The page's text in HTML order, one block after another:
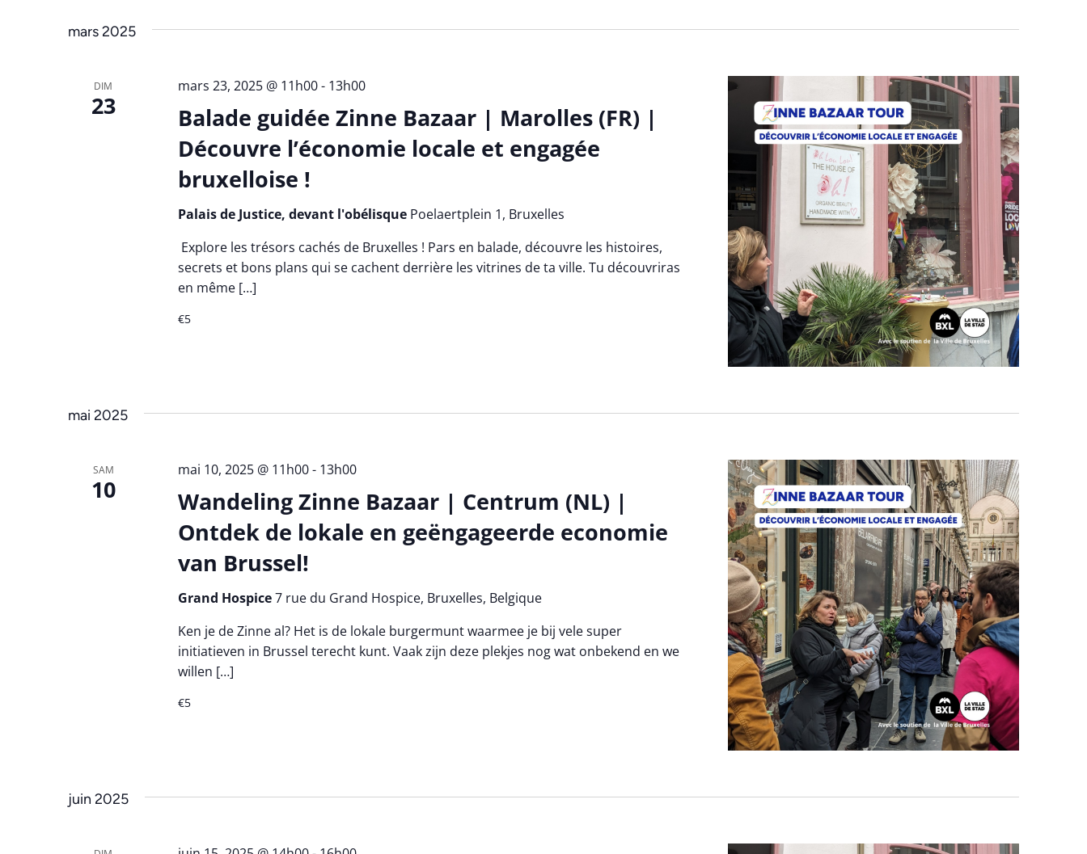
mars 2025
DIM
23
Balade guidée Zinne Bazaar | Marolles (FR) |
Découvre l’économie locale et engagée
bruxelloise !
mars 23, 2025 @ 11h00- 13h00
Palais de Justice, devant l'obélisque Poelaertplein 1, Bruxelles
Explore les trésors cachés de Bruxelles ! Pars en balade, découvre les histoires,
secrets et bons plans qui se cachent derrière les vitrines de ta ville. Tu découvriras
en même […]
€5
mai 2025
SAM
10
Wandeling Zinne Bazaar | Centrum (NL) |
Ontdek de lokale en geëngageerde economie
van Brussel!
mai 10, 2025 @ 11h00- 13h00
Grand Hospice7 rue du Grand Hospice, Bruxelles, Belgique
Ken je de Zinne al? Het is de lokale burgermunt waarmee je bij vele super
initiatieven in Brussel terecht kunt. Vaak zijn deze plekjes nog wat onbekend en we
willen […]
€5
juin 2025